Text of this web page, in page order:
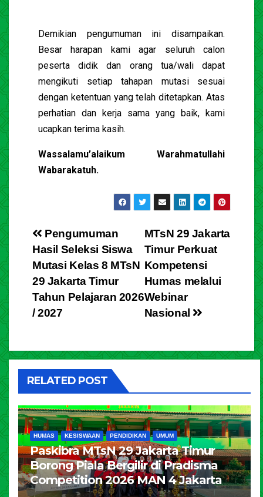
Demikian pengumuman ini disampaikan.
Besar harapan kami agar seluruh calon
peserta didik dan orang tua/wali dapat
mengikuti setiap tahapan mutasi sesuai
dengan ketentuan yang telah ditetapkan. Atas
perhatian dan kerja sama yang baik, kami
ucapkan terima kasih.
Wassalamu’alaikum Warahmatullahi
Wabarakatuh.
MTsN 29 Jakarta
Timur Perkuat
Kompetensi
Humas melalui
Webinar
Nasional
Pengumuman
Hasil Seleksi Siswa
Mutasi Kelas 8 MTsN
29 Jakarta Timur
Tahun Pelajaran 2026
/ 2027
RELATED POST
HUMAS KESISWAAN PENDIDIKAN UMUM
Paskibra MTsN 29 Jakarta Timur
Borong Piala Bergilir di Pradisma
Competition 2026 MAN 4 Jakarta